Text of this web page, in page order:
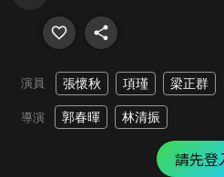
演員 張懷秋 項瑾 梁正群
導演 郭春暉 林清振
請先登